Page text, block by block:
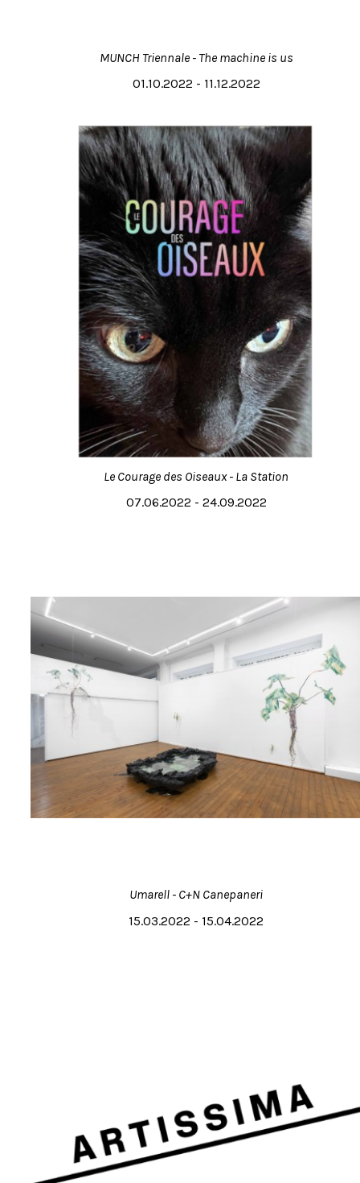
MUNCH Triennale - The machine is us
01.10.2022 - 11.12.2022
Le Courage des Oiseaux - La Station
07.06.2022 - 24.09.2022
Umarell - C+N Canepaneri
15.03.2022 - 15.04.2022